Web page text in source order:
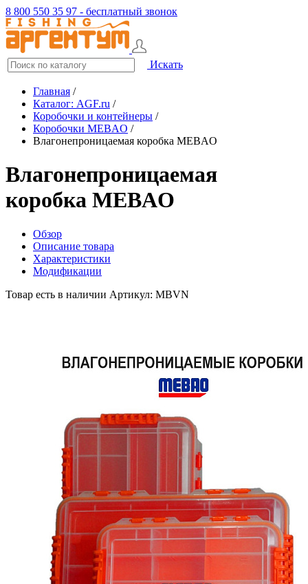
8 800 550 35 97 - бесплатный звонок
Искать
Главная /
Каталог: AGF.ru /
Коробочки и контейнеры /
Коробочки MEBAO /
Влагонепроницаемая коробка MEBAO
Влагонепроницаемая
коробка MEBAO
Обзор
Описание товара
Характеристики
Модификации
Товар есть в наличии Артикул: MBVN